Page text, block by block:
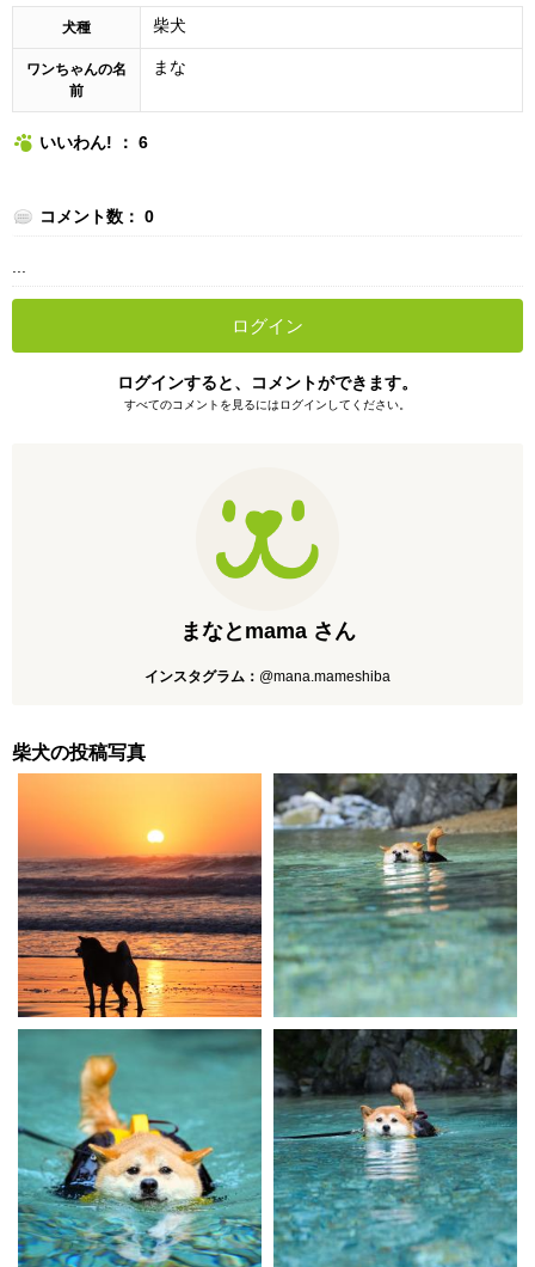
犬種 柴犬
ワンちゃんの名
前
まな
いいわん! ： 6
コメント数： 0
ログイン
ログインすると、コメントができます。
すべてのコメントを見るにはログインしてください。
まなとmama さん
インスタグラム： @mana.mameshiba
柴犬の投稿写真